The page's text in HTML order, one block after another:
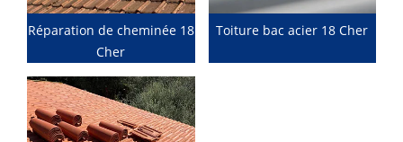
Réparation de cheminée 18
Cher
Toiture bac acier 18 Cher